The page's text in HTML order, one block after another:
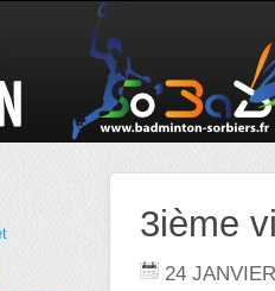
3ième
24